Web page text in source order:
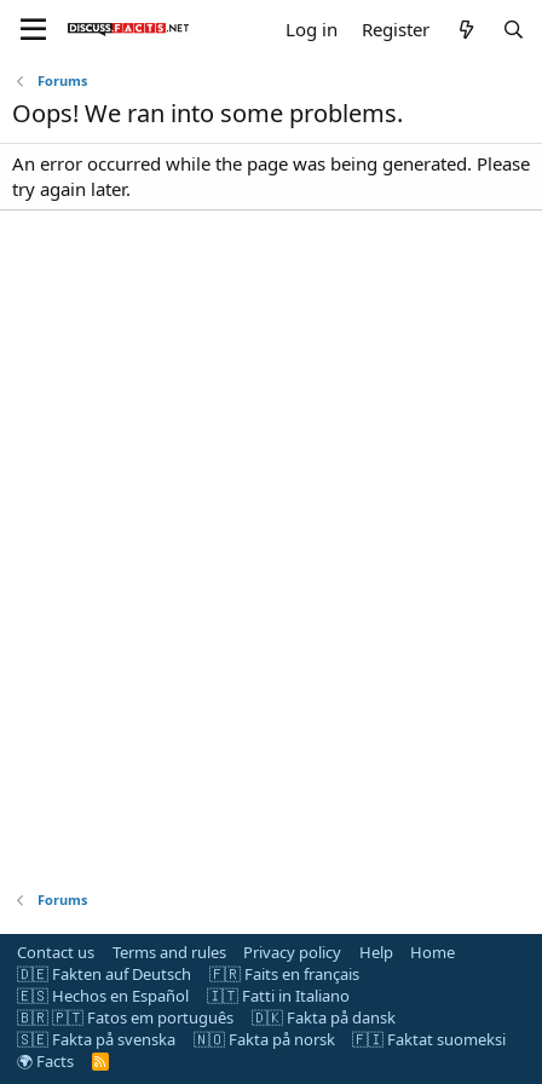
Log in Register
Forums
Oops! We ran into some problems.
An error occurred while the page was being generated. Please
try again later.
Forums
Contact us Terms and rules Privacy policy Help
Home
🇩🇪 Fakten auf Deutsch
🇫🇷 Faits en français
🇪🇸 Hechos en Español
🇮🇹 Fatti in Italiano
🇧🇷 🇵🇹 Fatos em português
🇩🇰 Fakta på dansk
🇸🇪 Fakta på svenska
🇳🇴 Fakta på norsk
🇫🇮 Faktat suomeksi
🌍 Facts
R